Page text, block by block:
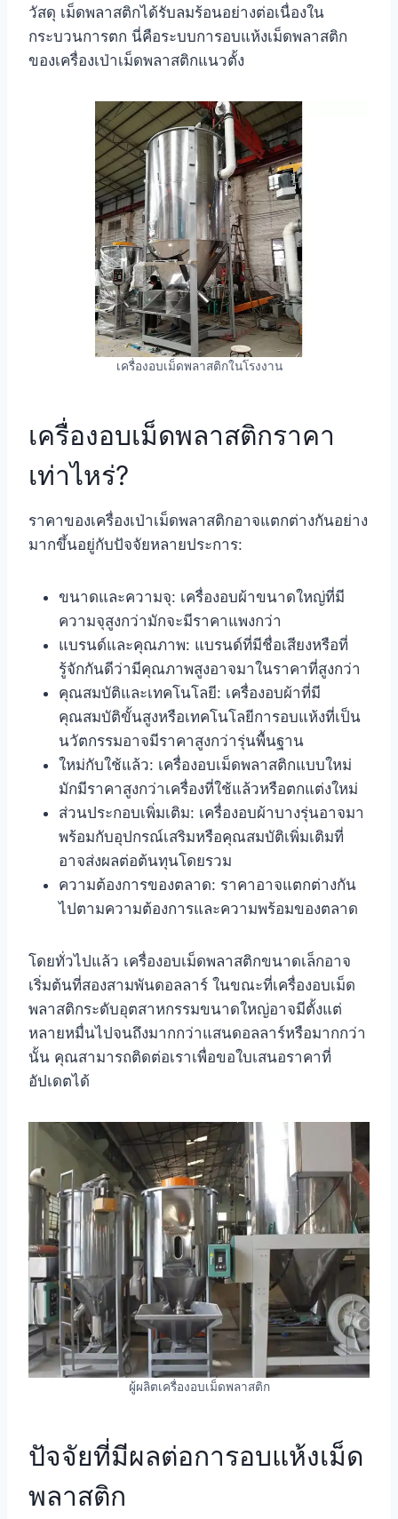
วัสดุ เม็ดพลาสติกได้รับลมร้อนอย่างต่อเนื่องใน
กระบวนการตก นี่คือระบบการอบแห้งเม็ดพลาสติก
ของเครื่องเป่าเม็ดพลาสติกแนวตั้ง
เครื่องอบเม็ดพลาสติกในโรงงาน
เครื่องอบเม็ดพลาสติกราคา
เท่าไหร่?
ราคาของเครื่องเป่าเม็ดพลาสติกอาจแตกต่างกันอย่าง
มากขึ้นอยู่กับปัจจัยหลายประการ:
ขนาดและความจุ: เครื่องอบผ้าขนาดใหญ่ที่มี
ความจุสูงกว่ามักจะมีราคาแพงกว่า
แบรนด์และคุณภาพ: แบรนด์ที่มีชื่อเสียงหรือที่
รู้จักกันดีว่ามีคุณภาพสูงอาจมาในราคาที่สูงกว่า
คุณสมบัติและเทคโนโลยี: เครื่องอบผ้าที่มี
คุณสมบัติขั้นสูงหรือเทคโนโลยีการอบแห้งที่เป็น
นวัตกรรมอาจมีราคาสูงกว่ารุ่นพื้นฐาน
ใหม่กับใช้แล้ว: เครื่องอบเม็ดพลาสติกแบบใหม่
มักมีราคาสูงกว่าเครื่องที่ใช้แล้วหรือตกแต่งใหม่
ส่วนประกอบเพิ่มเติม: เครื่องอบผ้าบางรุ่นอาจมา
พร้อมกับอุปกรณ์เสริมหรือคุณสมบัติเพิ่มเติมที่
อาจส่งผลต่อต้นทุนโดยรวม
ความต้องการของตลาด: ราคาอาจแตกต่างกัน
ไปตามความต้องการและความพร้อมของตลาด
โดยทั่วไปแล้ว เครื่องอบเม็ดพลาสติกขนาดเล็กอาจ
เริ่มต้นที่สองสามพันดอลลาร์ ในขณะที่เครื่องอบเม็ด
พลาสติกระดับอุตสาหกรรมขนาดใหญ่อาจมีตั้งแต่
หลายหมื่นไปจนถึงมากกว่าแสนดอลลาร์หรือมากกว่า
นั้น คุณสามารถติดต่อเราเพื่อขอใบเสนอราคาที่
อัปเดตได้
ผู้ผลิตเครื่องอบเม็ดพลาสติก
ปัจจัยที่มีผลต่อการอบแห้งเม็ด
พลาสติก